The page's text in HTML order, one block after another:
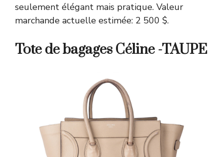
seulement élégant mais pratique. Valeur
marchande actuelle estimée: 2 500 $.
Tote de bagages Céline -TAUPE